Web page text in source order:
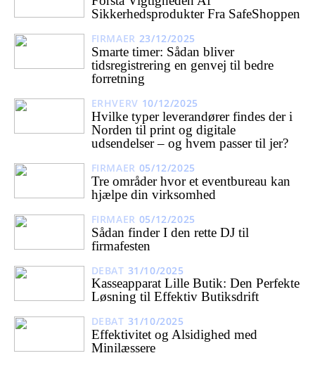
Sikkerhedsprodukter Fra SafeShoppen
FIRMAER 23/12/2025
Smarte timer: Sådan bliver
tidsregistrering en genvej til bedre
forretning
ERHVERV 10/12/2025
Hvilke typer leverandører findes der i
Norden til print og digitale
udsendelser – og hvem passer til jer?
FIRMAER 05/12/2025
Tre områder hvor et eventbureau kan
hjælpe din virksomhed
FIRMAER 05/12/2025
Sådan finder I den rette DJ til
firmafesten
DEBAT 31/10/2025
Kasseapparat Lille Butik: Den Perfekte
Løsning til Effektiv Butiksdrift
DEBAT 31/10/2025
Effektivitet og Alsidighed med
Minilæssere